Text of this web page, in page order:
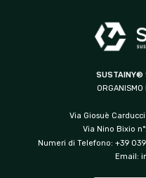
SUSTAINY®
ORGANISMO
Via Giosuè
Via Nino Bixio
Numeri di Telefono: +39
Email: